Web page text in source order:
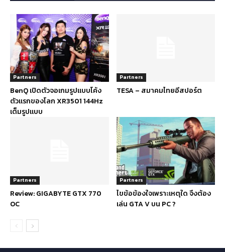
Partners
BenQ เปิดตัวจอเกมรูปแบบโค้ง
ตัวแรกของโลก XR3501 144Hz
เต็มรูปแบบ
Partners
TESA – สมาคมไทยอีสปอร์ต
Partners
Review: GIGABYTE GTX 770
OC
Partners
ไขข้อข้องใจเพราะเหตุใด จึงต้อง
เล่น GTA V บน PC ?